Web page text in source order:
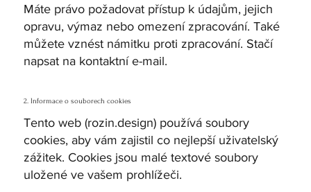
Máte právo požadovat přístup k údajům, jejich
opravu, výmaz nebo omezení zpracování. Také
můžete vznést námitku proti zpracování. Stačí
napsat na kontaktní e-mail.
2. Informace o souborech cookies
Tento web (rozin.design) používá soubory
cookies, aby vám zajistil co nejlepší uživatelský
zážitek. Cookies jsou malé textové soubory
uložené ve vašem prohlížeči.